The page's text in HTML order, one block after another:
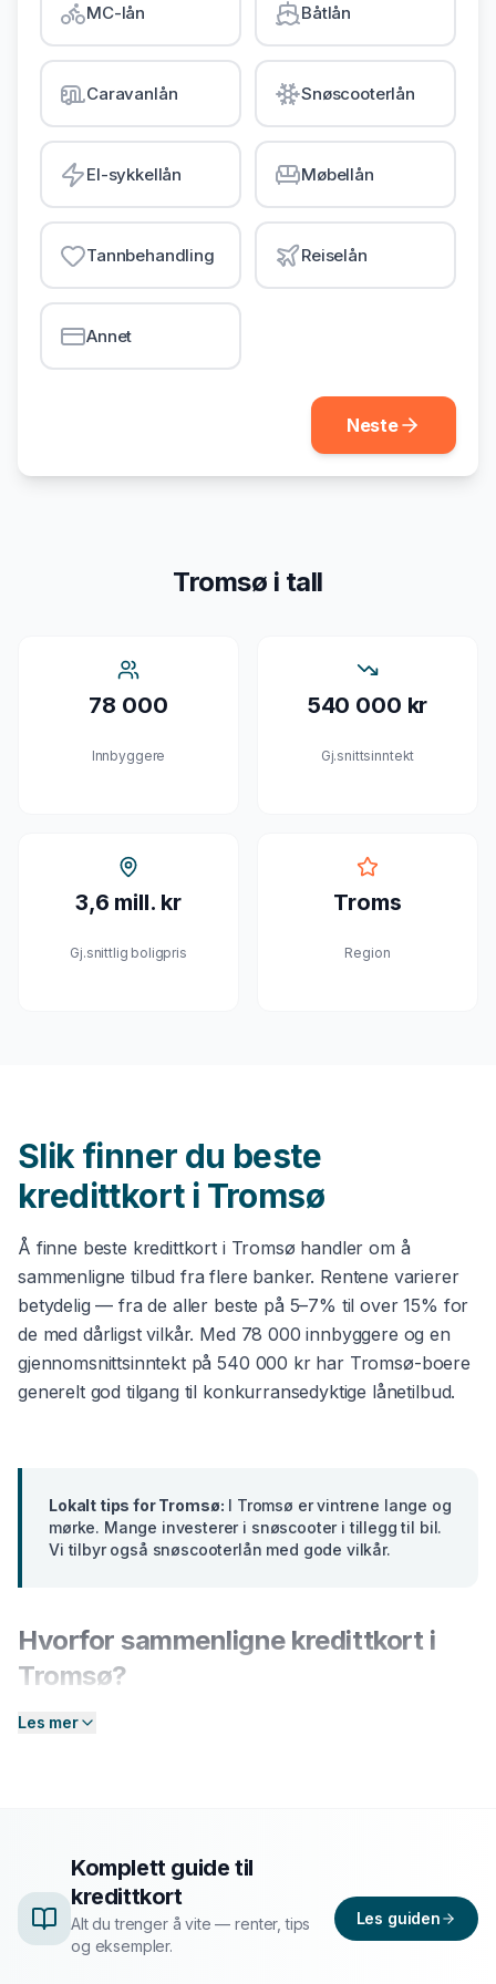
Gjeldsordning
Inkassohjelp
LÅN & KREDITT
Smålån
Lån uten sikkerhet
Kredittkort
Lån på dagen
MC-lån Båtlån
Caravanlån Snøscooterlån
El-sykkellån Møbellån
Tannbehandling Reiselån
Annet
Neste
Tromsø i tall
78 000
Innbyggere
540 000 kr
Gj.snittsinntekt
3,6 mill. kr
Gj.snittlig boligpris
Troms
Region
Slik finner du beste
kredittkorti Tromsø
Å finne beste kredittkort i Tromsø handler om å
sammenligne tilbud fra flere banker. Rentene varierer
betydelig — fra de aller beste på 5–7% til over 15% for
de med dårligst vilkår. Med 78 000 innbyggere og en
gjennomsnittsinntekt på540 000 krhar Tromsø-boere
generelt god tilgang til konkurransedyktige lånetilbud.
Lokalt tips forTromsø: I Tromsø er vintrene lange og
mørke. Mange investerer i snøscooter i tillegg til bil.
Vi tilbyr også snøscooterlån med gode vilkår.
Hvorfor sammenligne kredittkorti
Tromsø?
Slik fungerer prosessen
Les mer
Komplett guide til
kredittkort
Alt du trenger å vite — renter, tips
og eksempler.
Les guiden